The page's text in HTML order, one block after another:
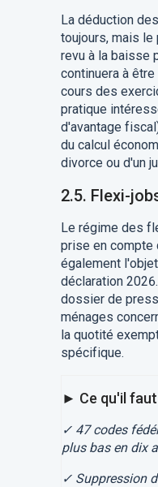
La déduction
toujours, mais
revu à la baisse
continuera à
cours des
pratique
d'avantage
du calcul
divorce ou d'un
2.5. Flexi-
Le régime des
prise en compte
également
déclaration
dossier de
ménages
la quotité
spécifique.
► Ce qu'il
✓ 47 codes
plus bas en dix
✓ Suppression